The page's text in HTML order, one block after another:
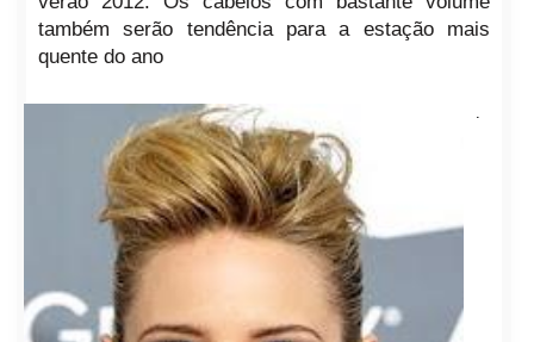
também serão tendência para a estação mais
quente do ano
.